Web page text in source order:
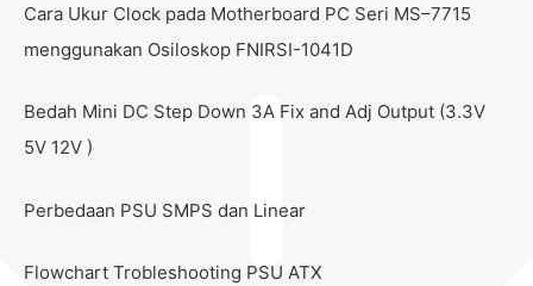
Cara Ukur Clock pada Motherboard PC Seri MS–7715
menggunakan Osiloskop FNIRSI-1041D
Bedah Mini DC Step Down 3A Fix and Adj Output (3.3V
5V 12V )
Perbedaan PSU SMPS dan Linear
Flowchart Trobleshooting PSU ATX